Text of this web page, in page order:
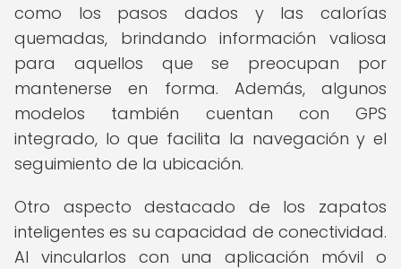
como los pasos dados y las calorías
quemadas, brindando información valiosa
para aquellos que se preocupan por
mantenerse en forma. Además, algunos
modelos también cuentan con GPS
integrado, lo que facilita la navegación y el
seguimiento de la ubicación.
Otro aspecto destacado de los zapatos
inteligentes es su capacidad de conectividad.
Al vincularlos con una aplicación móvil o